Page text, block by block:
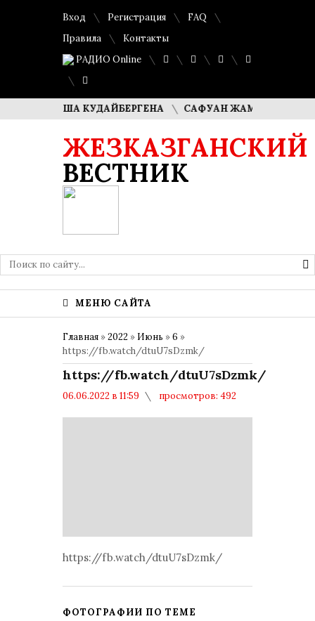
Вход Регистрация
FAQ
Правила
Контакты
РАДИО Online
ДИМАША КУДАЙБЕРГЕНА САФУАН ЖАМПЕИСОВ:
ЖЕЗКАЗГАНСКИЙ
ВЕСТНИК
МЕНЮ САЙТА
Главная »2022 » Июнь »6 »
https://fb.watch/dtuU7sDzmk/
https://fb.watch/dtuU7sDzmk/
06.06.2022 в 11:59
просмотров: 492
https://fb.watch/dtuU7sDzmk/
ФОТОГРАФИИ ПО ТЕМЕ